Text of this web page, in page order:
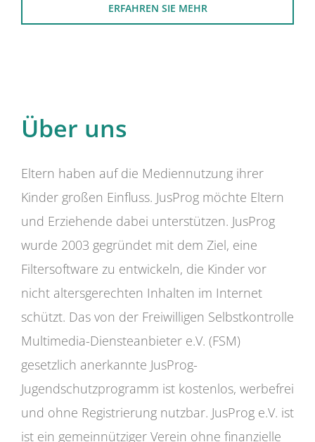
ERFAHREN SIE MEHR
Über uns
Eltern haben auf die Mediennutzung ihrer
Kinder großen Einfluss. JusProg möchte Eltern
und Erziehende dabei unterstützen. JusProg
wurde 2003 gegründet mit dem Ziel, eine
Filtersoftware zu entwickeln, die Kinder vor
nicht altersgerechten Inhalten im Internet
schützt. Das von der Freiwilligen Selbstkontrolle
Multimedia-Diensteanbieter e.V. (FSM)
gesetzlich anerkannte JusProg-
Jugendschutzprogramm ist kostenlos, werbefrei
und ohne Registrierung nutzbar. JusProg e.V. ist
ist ein gemeinnütziger Verein ohne finanzielle